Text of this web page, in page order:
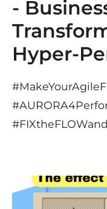
-
Hyper-
#FIXtheFLOWand